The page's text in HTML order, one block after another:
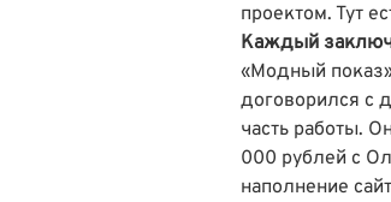
проектом. Тут
Каждый
«Модный показ»
договорился с
часть работы.
000 рублей с
наполнение